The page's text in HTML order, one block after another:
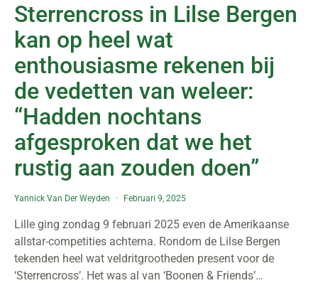
Sterrencross in Lilse Bergen
kan op heel wat
enthousiasme rekenen bij
de vedetten van weleer:
“Hadden nochtans
afgesproken dat we het
rustig aan zouden doen”
Yannick Van Der Weyden Februari 9, 2025
Lille ging zondag 9 februari 2025 even de Amerikaanse
allstar-competities achterna. Rondom de Lilse Bergen
tekenden heel wat veldritgrootheden present voor de
‘Sterrencross’. Het was al van ‘Boonen & Friends’…